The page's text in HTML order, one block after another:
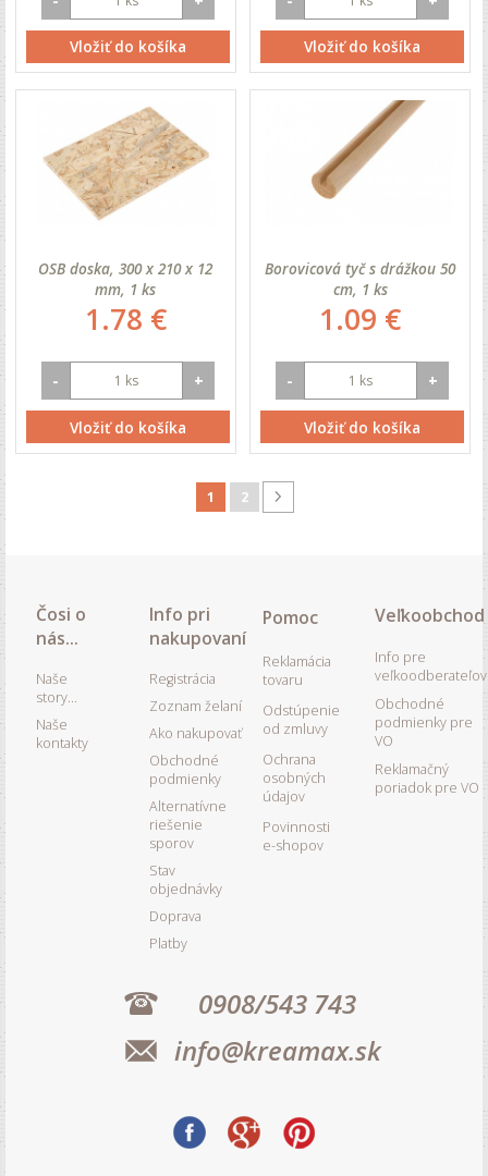
Vložiť do košíka Vložiť do košíka
OSB doska, 300 x 210 x 12
mm, 1 ks
1.78 €
- +
Vložiť do košíka
Borovicová tyč s drážkou 50
cm, 1 ks
1.09 €
- +
Vložiť do košíka
1 2
Čosi o
nás...
Naše
story...
Naše
kontakty
Info pri
nakupovaní
Registrácia
Zoznam želaní
Ako nakupovať
Obchodné
podmienky
Alternatívne
riešenie
sporov
Stav
objednávky
Doprava
Platby
Pomoc
Reklamácia
tovaru
Odstúpenie
od zmluvy
Ochrana
osobných
údajov
Povinnosti
e-shopov
Veľkoobchod
Info pre
veľkoodberateľov
Obchodné
podmienky pre
VO
Reklamačný
poriadok pre VO
0908/543 743
info@kreamax.sk